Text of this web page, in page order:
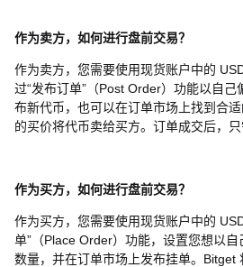
作为卖方，如何进行盘前交易？
作为卖方，您需要使用现货账户中的
过“发布订单”（Post Order）功能以自
布新代币，也可以在订单市场上找到合
的买价将代币卖给买方。订单成交后，只
作为买方，如何进行盘前交易？
作为买方，您需要使用现货账户中的
单”（Place Order）功能，设置您想以
数量，并在订单市场上发布挂单。Bitget